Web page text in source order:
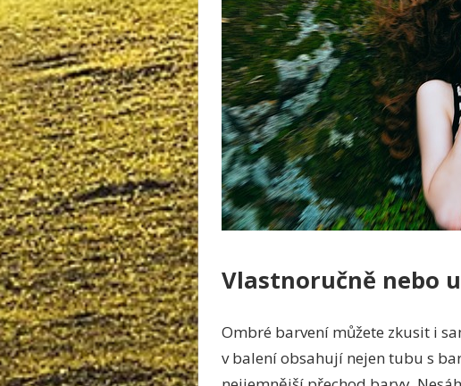
Vlastnoručně nebo
Ombré barvení můžete zkusit i
v balení obsahují nejen tubu s